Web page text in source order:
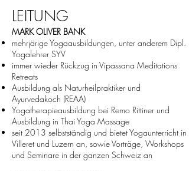
LEITUNG
MARK OLIVER BANK
mehrjärige Yogaausbildungen, unter anderem Dipl.
Yogalehrer SYV
immer wieder Rückzug in Vipassana Meditations
Retreats
Ausbildung als Naturheilpraktiker und
Ayurvedakoch (REAA)
Yogatherapieausbildung bei Remo Rittiner und
Ausbildung in Thai Yoga Massage
seit 2013 selbstständig und bietet Yogaunterricht in
Villeret und Luzern an, sowie Vorträge, Workshops
und Seminare in der ganzen Schweiz an